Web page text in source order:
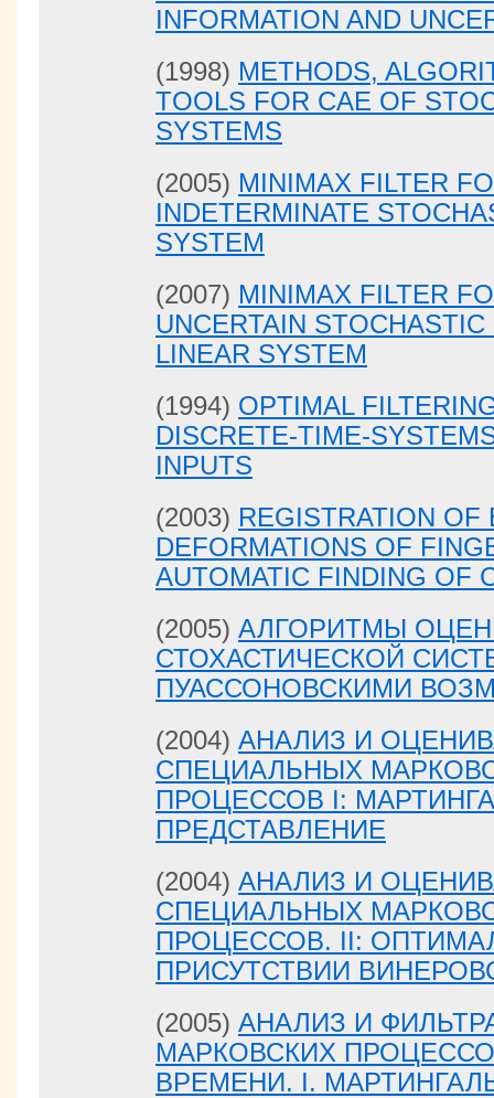
INFORMATION AND
(1998) METHODS,
TOOLS FOR CAE OF
SYSTEMS
(2005) MINIMAX FILTER
INDETERMINATE
SYSTEM
(2007) MINIMAX FILTER
UNCERTAIN
LINEAR SYSTEM
(1994) OPTIMAL
DISCRETE-TIME-
INPUTS
(2003) REGISTRATION OF
DEFORMATIONS OF
AUTOMATIC FINDING OF
(2005) АЛГОРИТМЫ
СТОХАСТИЧЕСКОЙ
ПУАССОНОВСКИМИ
(2004) АНАЛИЗ И
СПЕЦИАЛЬНЫХ
ПРОЦЕССОВ I:
ПРЕДСТАВЛЕНИЕ
(2004) АНАЛИЗ И
СПЕЦИАЛЬНЫХ
ПРОЦЕССОВ. II:
ПРИСУТСТВИИ
(2005) АНАЛИЗ И
МАРКОВСКИХ
ВРЕМЕНИ. I.